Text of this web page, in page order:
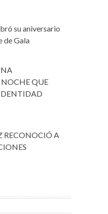
su aniversario
de Gala
QUE
RECONOCIÓ A